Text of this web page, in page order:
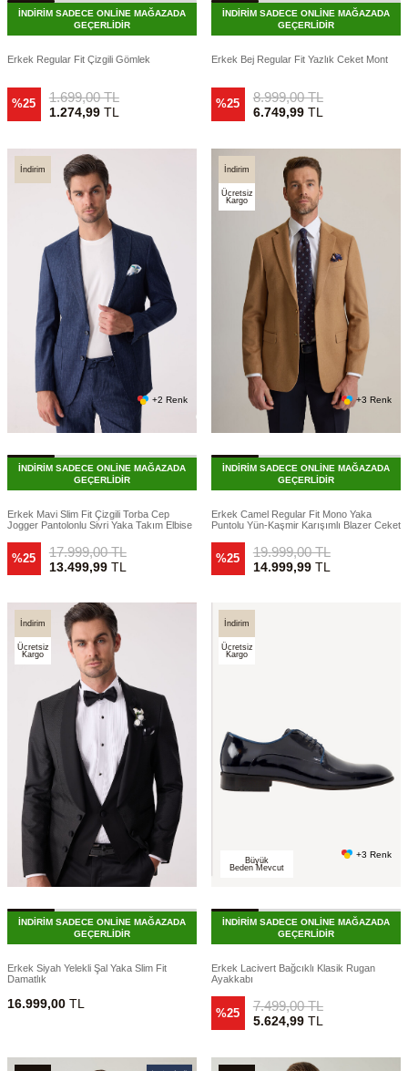
İNDİRİM SADECE ONLİNE MAĞAZADA
GEÇERLİDİR
Erkek Regular Fit Çizgili Gömlek
%25 1.699,00TL
1.274,99TL
İNDİRİM SADECE ONLİNE MAĞAZADA
GEÇERLİDİR
Erkek Bej Regular Fit Yazlık Ceket Mont
%25 8.999,00TL
6.749,99TL
İndirim
+2 Renk
İNDİRİM SADECE ONLİNE MAĞAZADA
GEÇERLİDİR
Erkek Mavi Slim Fit Çizgili Torba Cep
Jogger Pantolonlu Sivri Yaka Takım Elbise
%25 17.999,00TL
13.499,99TL
İndirim
Ücretsiz
Kargo
+3 Renk
İNDİRİM SADECE ONLİNE MAĞAZADA
GEÇERLİDİR
Erkek Camel Regular Fit Mono Yaka
Puntolu Yün-Kaşmir Karışımlı Blazer Ceket
%25 19.999,00TL
14.999,99TL
İndirim
Ücretsiz
Kargo
İNDİRİM SADECE ONLİNE MAĞAZADA
GEÇERLİDİR
Erkek Siyah Yelekli Şal Yaka Slim Fit
Damatlık
16.999,00 TL
İndirim
Ücretsiz
Kargo
Büyük
Beden Mevcut
+3 Renk
İNDİRİM SADECE ONLİNE MAĞAZADA
GEÇERLİDİR
Erkek Lacivert Bağcıklı Klasik Rugan
Ayakkabı
%25 7.499,00TL
5.624,99TL